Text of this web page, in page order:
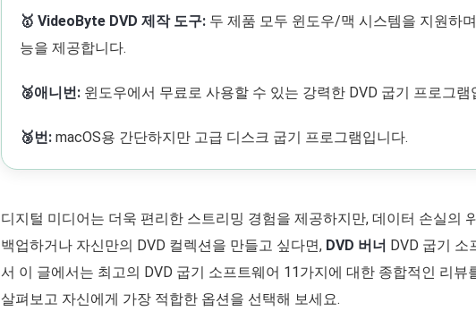
🥇 VideoByte DVD 제작 도구: 두 제품 모두 윈도우/맥 시스템을 지원하
능을 제공합니다.
🥈애니번: 윈도우에서 무료로 사용할 수 있는 강력한 DVD 굽기 프로그램
🥉번: macOS용 간단하지만 고급 디스크 굽기 프로그램입니다.
디지털 미디어는 더욱 편리한 스트리밍 경험을 제공하지만, 데이터 손실의
백업하거나 자신만의 DVD 컬렉션을 만들고 싶다면, DVD 버너 DVD 굽기 소
서 이 글에서는 최고의 DVD 굽기 소프트웨어 11가지에 대한 종합적인 리뷰
살펴보고 자신에게 가장 적합한 옵션을 선택해 보세요.